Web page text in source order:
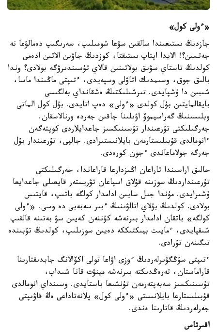
«ءولى كول»
جازدىڭ ىستىعىندا سالقىن سۋعا شومىلىپ، سەرىگىپ دەمالۋعا نە
جەتسىن؟! الايدا اپتاپ ىستىقتا، كوزدىڭ جاۋىن الاتىن ادەمى
كولدىڭ تاستاي سۋىق بولاتىنىن قالاي تۇسىندىرۋگە بولادى؟ وندا
بالىق جوق، وسىمدىك اتاۋلى وسپەيدى، ءتىپتى ماڭىندا ماسا،
شىبىن دا ۇشپايدى. تىرشىلىكتىڭ ەشقانداي بەلگىسى
بايقالمايتىن بۇل كولدى «ءولى» دەپ اتايدى. بۇل كول الماتى
وبلىسىنىڭ گەراسيموۆ اۋىلىنا جاقىن جەردە ورنالاسقان.
جەرگىلىكتى تۇرعىندار تۇسىنىكسىز جاعدايلاردى كوپتەگەن
ءانومالدى قۇبىلىستارمەن بايلانىستىرادى. جالپى، تۇرعىندار بۇل
جەرگە جولاماعاندى ءجون كورەدى.
حالىق اراسىندا تاراعان اڭىزدارعا قاراعاندا، جەرگىلىكتى
تۇرعىنداردىڭ سوزىنە قۇلاق اسپاعان تۋريستەر قايعىلى جاعدايعا
ۇشىرايدى. مۇندا جىل سايىن ادامدار كولگە باتىپ، قايتىس
بولادى. كولدىڭ بۇلاي اتالۋىنىڭ ءبىر سەبەبى دە وسى. «ءولى
كولگە» باتقان ادامدار بىرنەشە كۇننەن كەيىن سۋ بەتىنە قالقىپ
شىقپايدى، ءمايىت بيىكتىككە دەيىن سوزىلىپ، كولدىڭ تۇبىندە
تىگىنەن تۇرادى.
ءتىپتى سۇڭگۋىرلەردىڭ ءوزى اۋاعا تولى اكۆالانگ جابدىقتارىنا
قاراماستان، تەرەڭدىكتە بىرنەشە مينۋت قانا شىداپ،
تۇسىنىكسىز سەبەپتەرمەن تۇنشىعا باستايدى. وسىنداي انومالدى
قۇبىلىستارعا بايلانىستى «ءولى كول» پلانەتاداعى ەڭ قاۋىپتى
جەرلەردىڭ قاتارىنا ەندى.
اقىرتاس